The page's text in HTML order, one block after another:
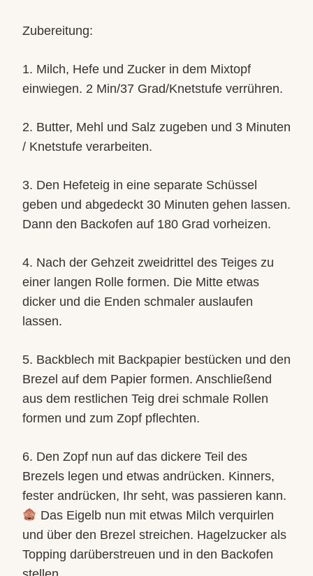
Zubereitung:
1. Milch, Hefe und Zucker in dem Mixtopf
einwiegen. 2 Min/37 Grad/Knetstufe verrühren.
2. Butter, Mehl und Salz zugeben und 3 Minuten
/ Knetstufe verarbeiten.
3. Den Hefeteig in eine separate Schüssel
geben und abgedeckt 30 Minuten gehen lassen.
Dann den Backofen auf 180 Grad vorheizen.
4. Nach der Gehzeit zweidrittel des Teiges zu
einer langen Rolle formen. Die Mitte etwas
dicker und die Enden schmaler auslaufen
lassen.
5. Backblech mit Backpapier bestücken und den
Brezel auf dem Papier formen. Anschließend
aus dem restlichen Teig drei schmale Rollen
formen und zum Zopf pflechten.
6. Den Zopf nun auf das dickere Teil des
Brezels legen und etwas andrücken. Kinners,
fester andrücken, Ihr seht, was passieren kann.
Das Eigelb nun mit etwas Milch verquirlen
und über den Brezel streichen. Hagelzucker als
Topping darüberstreuen und in den Backofen